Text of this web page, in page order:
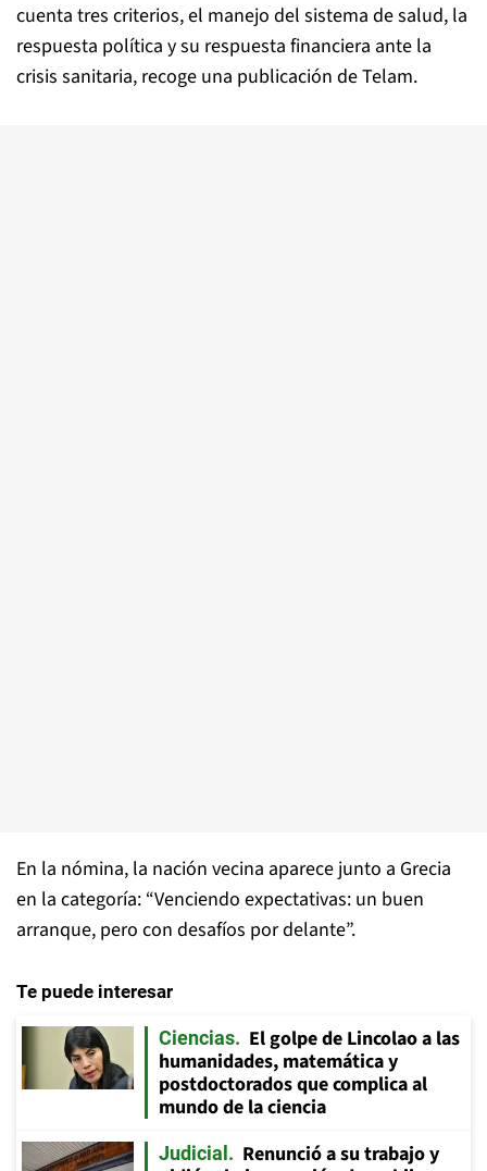
cuenta tres criterios, el manejo del sistema de salud, la
respuesta política y su respuesta financiera ante la
crisis sanitaria, recoge una publicación de Telam.
En la nómina, la nación vecina aparece junto a Grecia
en la categoría: “Venciendo expectativas: un buen
arranque, pero con desafíos por delante”.
Te puede interesar
Ciencias
El golpe de Lincolao a las
humanidades, matemática y
postdoctorados que complica al
mundo de la ciencia
Judicial
Renunció a su trabajo y